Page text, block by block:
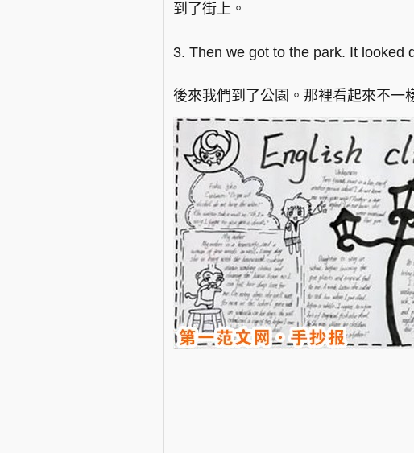
到了街上。
3. Then we got to the park. It looked
後來我們到了公園。那裡看起來不一